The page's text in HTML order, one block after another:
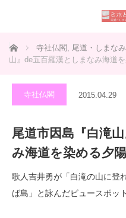
ホーム 寺社仏閣 , 尾道・しまな
山』de五百羅漢としまなみ海道
寺社仏閣 2015.04.29
尾道市因島『白滝
み海道を染める夕
歌人吉井勇が「白滝の山に登
ば島」と詠んだビュースポッ